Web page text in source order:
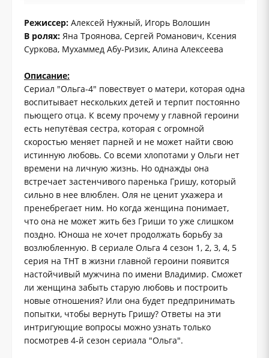
Режиссер: Алексей Нужный, Игорь Волошин
В ролях: Яна Троянова, Сергей Романович, Ксения
Суркова, Мухаммед Абу-Ризик, Алина Алексеева
Описание:
Сериал "Ольга-4" повествует о матери, которая одна
воспитывает нескольких детей и терпит постоянно
пьющего отца. К всему прочему у главной героини
есть непутёвая сестра, которая с огромной
скоростью меняет парней и не может найти свою
истинную любовь. Со всеми хлопотами у Ольги нет
времени на личную жизнь. Но однажды она
встречает застенчивого паренька Гришу, который
сильно в нее влюблен. Оля не ценит ухажера и
пренебрегает ним. Но когда женщина понимает,
что она не может жить без Гриши то уже слишком
поздно. Юноша не хочет продолжать борьбу за
возлюбленную. В сериале Ольга 4 сезон 1, 2, 3, 4, 5
серия на ТНТ в жизни главной героини появится
настойчивый мужчина по имени Владимир. Сможет
ли женщина забыть старую любовь и построить
новые отношения? Или она будет предпринимать
попытки, чтобы вернуть Гришу? Ответы на эти
интригующие вопросы можно узнать только
посмотрев 4-й сезон сериала "Ольга".